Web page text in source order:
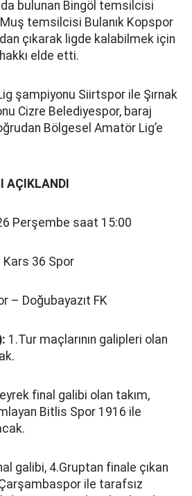
bulunan Bingöl temsilcisi
temsilcisi Bulanık Kopspor
çıkarak ligde kalabilmek için
elde etti.
şampiyonu Siirtspor ile Şırnak
Cizre Belediyespor, baraj
Bölgesel Amatör Lig’e
AÇIKLANDI
Perşembe saat 15:00
Kars 36 Spor
– Doğubayazıt FK
1.Tur maçlarının galipleri olan
final galibi olan takım,
Bitlis Spor 1916 ile
galibi, 4.Gruptan finale çıkan
ile tarafsız